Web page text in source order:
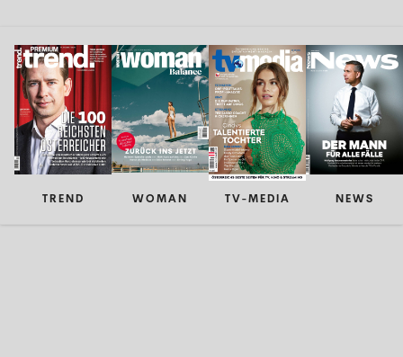
TREND WOMAN TV-MEDIA NEWS